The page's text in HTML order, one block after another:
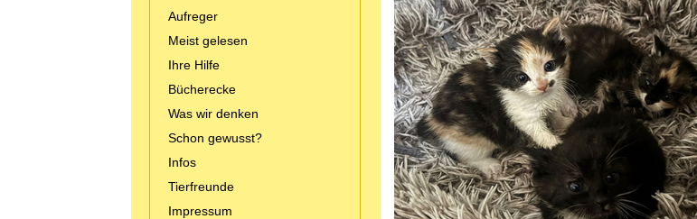
Aufreger
Meist gelesen
Ihre Hilfe
Bücherecke
Was wir denken
Schon gewusst?
Infos
Tierfreunde
Impressum